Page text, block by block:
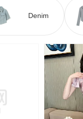
Denim